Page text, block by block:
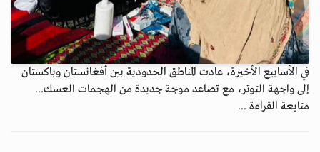
في الأسابيع الأخيرة، عادت المناطق الحدودية بين أفغانستان وباكستان
إلى واجهة التوتر، مع تصاعد موجة جديدة من الهجمات العسك...
متابعة القراءة ...